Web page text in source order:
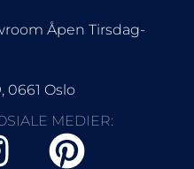
Åpen Tirsdag-
0661 Oslo
MEDIER: